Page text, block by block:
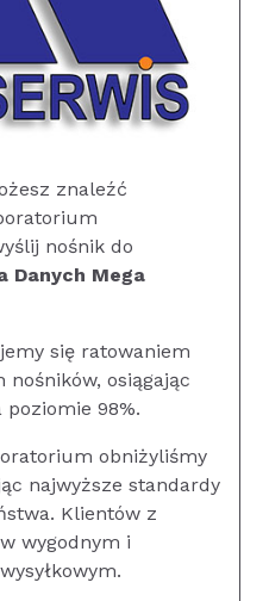
znaleźć
nośnik do
Danych Mega
się ratowaniem
osiągając
98%.
obniżyliśmy
najwyższe standardy
Klientów z
wygodnym i